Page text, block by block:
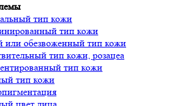
тип кожи
тип кожи
или обезвоженный тип кожи
тип кожи, розацеа
тип кожи
тип кожи